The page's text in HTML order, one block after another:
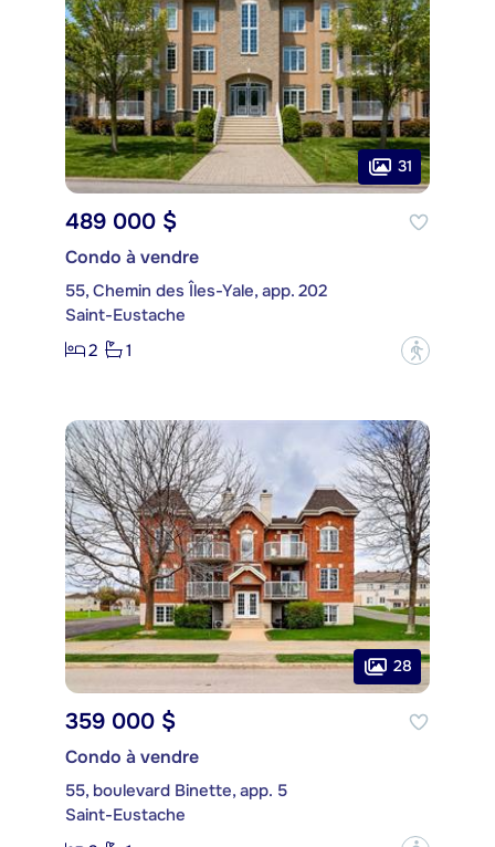
31
489 000 $
Condo à vendre
55, Chemin des Îles-Yale, app. 202
Saint-Eustache
2
1 ?
28
359 000 $
Condo à vendre
55, boulevard Binette, app. 5
Saint-Eustache